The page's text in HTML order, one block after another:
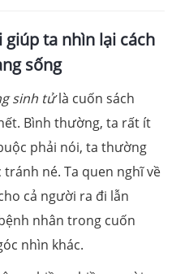
ta nhìn lại cách
sống
sinh tửlà cuốn sách
Bình thường, ta rất ít
phải nói, ta thường
né. Ta quen nghĩ về
cả người ra đi lẫn
nhân trong cuốn
nhìn khác.